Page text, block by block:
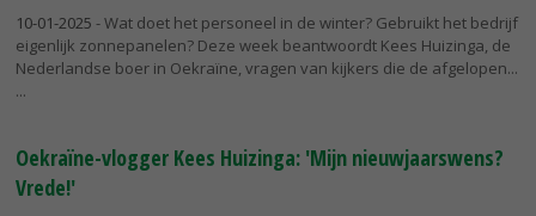
10-01-2025 - Wat doet het personeel in de winter? Gebruikt het bedrijf
eigenlijk zonnepanelen? Deze week beantwoordt Kees Huizinga, de
Nederlandse boer in Oekraïne, vragen van kijkers die de afgelopen...
Oekraïne-vlogger Kees Huizinga: 'Mijn nieuwjaarswens?
Vrede!'